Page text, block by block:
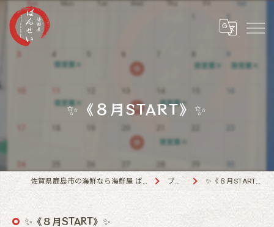
✨《８月START》✨
佐賀県鹿島市の海鮮なら海鮮屋 ばんせい ブログ ✨《８月START》✨
✨《８月START》✨